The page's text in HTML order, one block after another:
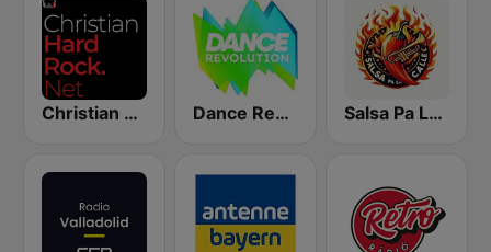
Christian Hardrock Radio Dance Revolution Salsa Pa La Calle